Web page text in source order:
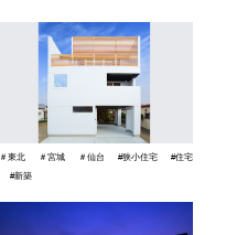
＃東北 ＃宮城 ＃仙台 #狭小住宅
#住宅
#新築